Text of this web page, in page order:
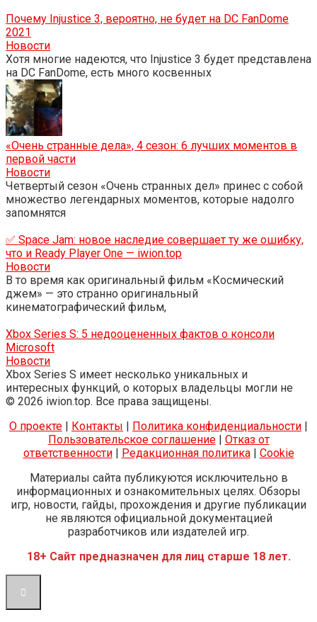
Почему Injustice 3, вероятно, не будет на DC FanDome
2021
Новости
Хотя многие надеются, что Injustice 3 будет представлена
​​на DC FanDome, есть много косвенных
«Очень странные дела», 4 сезон: 6 лучших моментов в
первой части
Новости
Четвертый сезон «Очень странных дел» принес с собой
множество легендарных моментов, которые надолго
запомнятся
✅ Space Jam: новое наследие совершает ту же ошибку,
что и Ready Player One — iwion.top
Новости
В то время как оригинальный фильм «Космический
джем» — это странно оригинальный
кинематографический фильм,
Xbox Series S: 5 недооцененных фактов о консоли
Microsoft
Новости
Xbox Series S имеет несколько уникальных и
интересных функций, о которых владельцы могли не
© 2026 iwion.top. Все права защищены.
О проекте | Контакты | Политика конфиденциальности |
Пользовательское соглашение| Отказ от
ответственности| Редакционная политика| Cookie
Материалы сайта публикуются исключительно в
информационных и ознакомительных целях. Обзоры
игр, новости, гайды, прохождения и другие публикации
не являются официальной документацией
разработчиков или издателей игр.
18+ Сайт предназначен для лиц старше 18 лет.